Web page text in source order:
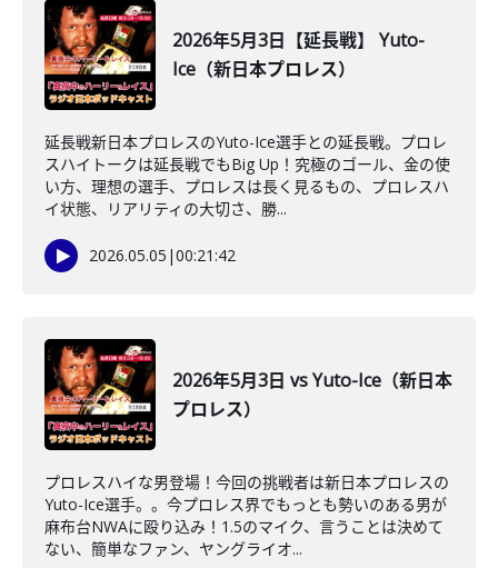
2026年5月3日【延長戦】 Yuto-
Ice（新日本プロレス）
延長戦新日本プロレスのYuto-Ice選手との延長戦。プロレ
スハイトークは延長戦でもBig Up！究極のゴール、金の使
い方、理想の選手、プロレスは長く見るもの、プロレスハ
イ状態、リアリティの大切さ、勝...
2026.05.05 |00:21:42
2026年5月3日 vs Yuto-Ice（新日本
プロレス）
プロレスハイな男登場！今回の挑戦者は新日本プロレスの
Yuto-Ice選手。。今プロレス界でもっとも勢いのある男が
麻布台NWAに殴り込み！1.5のマイク、言うことは決めて
ない、簡単なファン、ヤングライオ...